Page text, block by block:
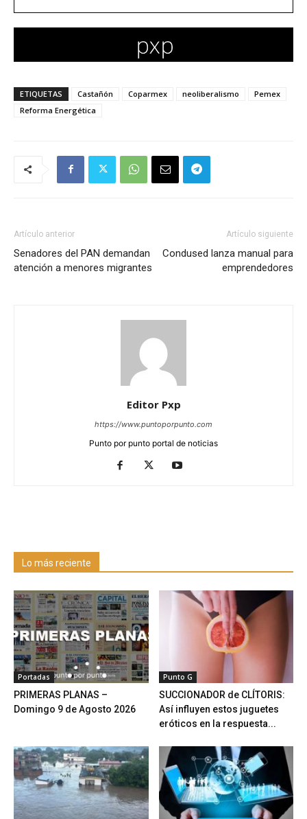
ETIQUETAS Castañón Coparmex neoliberalismo
Pemex
Reforma Energética
Artículo anterior
Senadores del PAN demandan
atención a menores migrantes
Artículo siguiente
Condused lanza manual para
emprendedores
Editor Pxp
https://www.puntoporpunto.com
Punto por punto portal de noticias
Lo más reciente
Portadas
PRIMERAS PLANAS –
Domingo 9 de Agosto 2026
Punto G
SUCCIONADOR de CLÍTORIS:
Así influyen estos juguetes
eróticos en la respuesta...